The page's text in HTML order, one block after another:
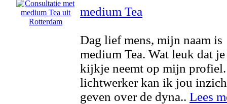
medium Tea
Dag lief mens, mijn naam is
medium Tea. Wat leuk dat je
kijkje neemt op mijn
lichtwerker kan ik jou
geven over de dyna.. Lees